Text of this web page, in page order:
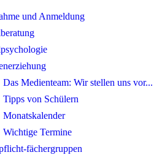
und Anmeldung
Das Medienteam: Wir stellen uns vor...
Tipps von Schülern
Monatskalender
Wichtige Termine
fächergruppen